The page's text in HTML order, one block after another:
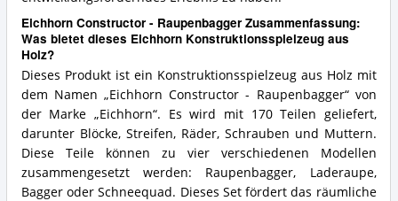
Eichhorn Constructor - Raupenbagger Zusammenfassung:
Was bietet dieses Eichhorn Konstruktionsspielzeug aus
Holz?
Dieses Produkt ist ein Konstruktionsspielzeug aus Holz mit
dem Namen „Eichhorn Constructor - Raupenbagger“ von
der Marke „Eichhorn“. Es wird mit 170 Teilen geliefert,
darunter Blöcke, Streifen, Räder, Schrauben und Muttern.
Diese Teile können zu vier verschiedenen Modellen
zusammengesetzt werden: Raupenbagger, Laderaupe,
Bagger oder Schneequad. Dieses Set fördert das räumliche